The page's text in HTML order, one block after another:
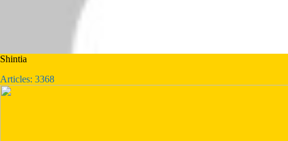
Shintia
Articles: 3368